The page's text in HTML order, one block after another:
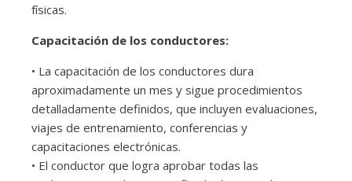
físicas.
Capacitación de los conductores:
• La capacitación de los conductores dura
aproximadamente un mes y sigue procedimientos
detalladamente definidos, que incluyen evaluaciones,
viajes de entrenamiento, conferencias y
capacitaciones electrónicas.
• El conductor que logra aprobar todas las